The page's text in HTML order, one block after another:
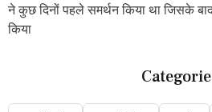
ने कुछ दिनों पहले समर्थन किया था जिसके
किया